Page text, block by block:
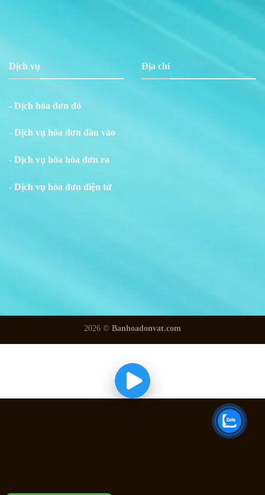
Dịch vụ
- Dịch hóa đơn đỏ
- Dịch vụ hóa đơn đầu vào
- Dịch vụ hóa hóa đơn ra
- Dịch vụ hóa đơn điện tử
Địa chỉ
2026 © Banhoadonvat.com